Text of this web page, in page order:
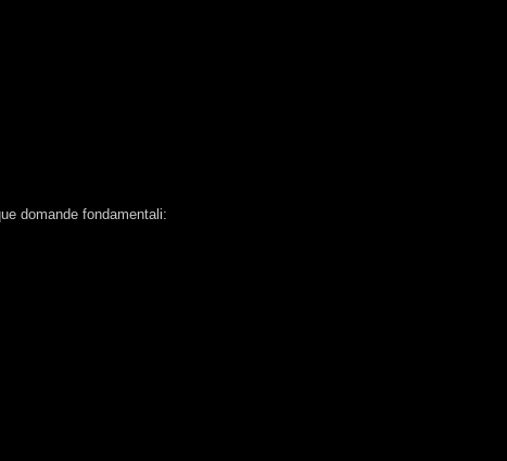
domande fondamentali: